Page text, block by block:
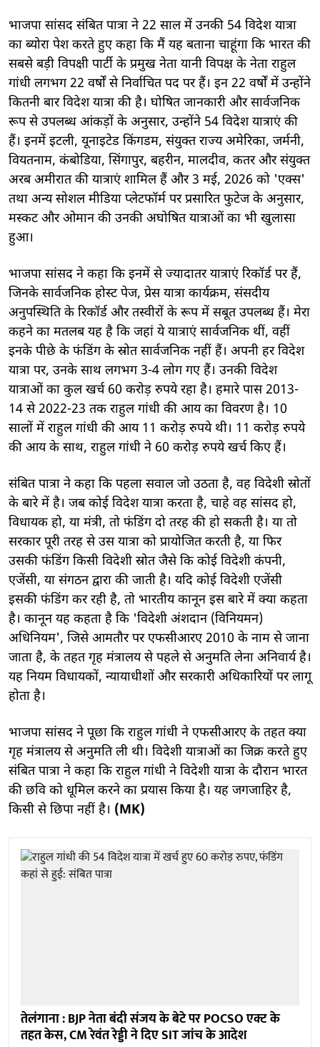
भाजपा सांसद संबित पात्रा ने 22 साल में उनकी 54 विदेश यात्रा
का ब्योरा पेश करते हुए कहा कि मैं यह बताना चाहूंगा कि भारत की
सबसे बड़ी विपक्षी पार्टी के प्रमुख नेता यानी विपक्ष के नेता राहुल
गांधी लगभग 22 वर्षों से निर्वाचित पद पर हैं। इन 22 वर्षों में उन्होंने
कितनी बार विदेश यात्रा की है। घोषित जानकारी और सार्वजनिक
रूप से उपलब्ध आंकड़ों के अनुसार, उन्होंने 54 विदेश यात्राएं की
हैं। इनमें इटली, यूनाइटेड किंगडम, संयुक्त राज्य अमेरिका, जर्मनी,
वियतनाम, कंबोडिया, सिंगापुर, बहरीन, मालदीव, कतर और संयुक्त
अरब अमीरात की यात्राएं शामिल हैं और 3 मई, 2026 को 'एक्स'
तथा अन्य सोशल मीडिया प्लेटफॉर्म पर प्रसारित फुटेज के अनुसार,
मस्कट और ओमान की उनकी अघोषित यात्राओं का भी खुलासा
हुआ।
भाजपा सांसद ने कहा कि इनमें से ज्यादातर यात्राएं रिकॉर्ड पर हैं,
जिनके सार्वजनिक होस्ट पेज, प्रेस यात्रा कार्यक्रम, संसदीय
अनुपस्थिति के रिकॉर्ड और तस्वीरों के रूप में सबूत उपलब्ध हैं। मेरा
कहने का मतलब यह है कि जहां ये यात्राएं सार्वजनिक थीं, वहीं
इनके पीछे के फंडिंग के स्रोत सार्वजनिक नहीं हैं। अपनी हर विदेश
यात्रा पर, उनके साथ लगभग 3-4 लोग गए हैं। उनकी विदेश
यात्राओं का कुल खर्च 60 करोड़ रुपये रहा है। हमारे पास 2013-
14 से 2022-23 तक राहुल गांधी की आय का विवरण है। 10
सालों में राहुल गांधी की आय 11 करोड़ रुपये थी। 11 करोड़ रुपये
की आय के साथ, राहुल गांधी ने 60 करोड़ रुपये खर्च किए हैं।
संबित पात्रा ने कहा कि पहला सवाल जो उठता है, वह विदेशी स्रोतों
के बारे में है। जब कोई विदेश यात्रा करता है, चाहे वह सांसद हो,
विधायक हो, या मंत्री, तो फंडिंग दो तरह की हो सकती है। या तो
सरकार पूरी तरह से उस यात्रा को प्रायोजित करती है, या फिर
उसकी फंडिंग किसी विदेशी स्रोत जैसे कि कोई विदेशी कंपनी,
एजेंसी, या संगठन द्वारा की जाती है। यदि कोई विदेशी एजेंसी
इसकी फंडिंग कर रही है, तो भारतीय कानून इस बारे में क्या कहता
है। कानून यह कहता है कि 'विदेशी अंशदान (विनियमन)
अधिनियम', जिसे आमतौर पर एफसीआरए 2010 के नाम से जाना
जाता है, के तहत गृह मंत्रालय से पहले से अनुमति लेना अनिवार्य है।
यह नियम विधायकों, न्यायाधीशों और सरकारी अधिकारियों पर लागू
होता है।
भाजपा सांसद ने पूछा कि राहुल गांधी ने एफसीआरए के तहत क्या
गृह मंत्रालय से अनुमति ली थी। विदेशी यात्राओं का जिक्र करते हुए
संबित पात्रा ने कहा कि राहुल गांधी ने विदेशी यात्रा के दौरान भारत
की छवि को धूमिल करने का प्रयास किया है। यह जगजाहिर है,
किसी से छिपा नहीं है। (MK)
तेलंगाना : BJP नेता बंदी संजय के बेटे पर POCSO एक्ट के
तहत केस, CM रेवंत रेड्डी ने दिए SIT जांच के आदेश